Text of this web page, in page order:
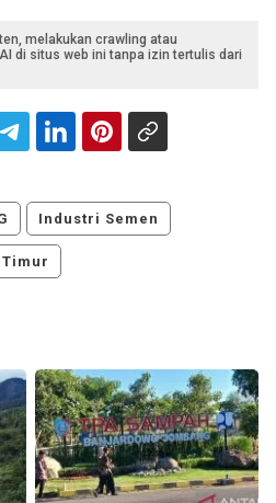
melakukan crawling atau
di situs web ini tanpa izin tertulis dari
Industri Semen